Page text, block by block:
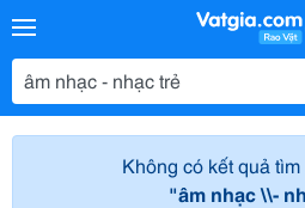
Không có kết quả
"âm nhạc \\-